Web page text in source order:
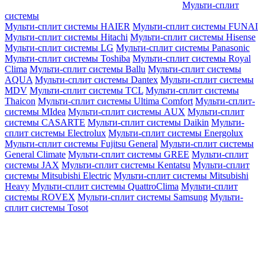
Мульти-сплит
системы
Мульти-сплит системы HAIER Мульти-сплит системы FUNAI
Мульти-сплит системы Hitachi Мульти-сплит системы Hisense
Мульти-сплит системы LG Мульти-сплит системы Panasonic
Мульти-сплит системы Toshiba Мульти-сплит системы Royal
Clima Мульти-сплит системы Ballu Мульти-сплит системы
AQUA Мульти-сплит системы Dantex Мульти-сплит системы
MDV Мульти-сплит системы TCL Мульти-сплит системы
Thaicon Мульти-сплит системы Ultima Comfort Мульти-сплит-
системы MIdea Мульти-сплит системы AUX Мульти-сплит
системы CASARTE Мульти-сплит системы Daikin Мульти-
сплит системы Electrolux Мульти-сплит системы Energolux
Мульти-сплит системы Fujitsu General Мульти-сплит системы
General Climate Мульти-сплит системы GREE Мульти-сплит
системы JAX Мульти-сплит системы Kentatsu Мульти-сплит
системы Mitsubishi Electric Мульти-сплит системы Mitsubishi
Heavy Мульти-сплит системы QuattroClima Мульти-сплит
системы ROVEX Мульти-сплит системы Samsung Мульти-
сплит системы Tosot